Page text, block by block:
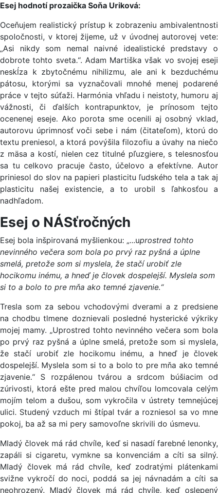
Esej hodnotí prozaička Soňa Uriková:
Oceňujem realistický prístup k zobrazeniu ambivalentnosti
spoločnosti, v ktorej žijeme, už v úvodnej autorovej vete:
„Asi nikdy som nemal naivné idealistické predstavy o
dobrote tohto sveta.“. Adam Martiška však vo svojej eseji
neskĺza k zbytočnému nihilizmu, ale ani k bezduchému
pátosu, ktorými sa vyznačovali mnohé menej podarené
práce v tejto súťaži. Harmónia vhľadu i neistoty, humoru aj
vážnosti, či ďalších kontrapunktov, je prínosom tejto
ocenenej eseje. Ako porota sme ocenili aj osobný vklad,
autorovu úprimnosť voči sebe i nám (čitateľom), ktorú do
textu preniesol, a ktorá povýšila filozofiu a úvahy na niečo
z mäsa a kostí, nielen cez titulné pľuzgiere, s telesnosťou
sa tu celkovo pracuje často, účelovo a efektívne. Autor
priniesol do slov na papieri plasticitu ľudského tela a tak aj
plasticitu našej existencie, a to urobil s ľahkosťou a
nadhľadom.
Esej o NÁSťročných
Esej bola inšpirovaná myšlienkou: „...uprostred tohto
nevinného večera som bola po prvý raz pyšná a úplne
smelá, pretože som si myslela, že stačí urobiť zle
hocikomu inému, a hneď je človek dospelejší. Myslela som
si to a bolo to pre mňa ako temné zjavenie.“
Tresla som za sebou vchodovými dverami a z predsiene
na chodbu tlmene doznievali posledné hysterické výkriky
mojej mamy. „Uprostred tohto nevinného večera som bola
po prvý raz pyšná a úplne smelá, pretože som si myslela,
že stačí urobiť zle hocikomu inému, a hneď je človek
dospelejší. Myslela som si to a bolo to pre mňa ako temné
zjavenie.“ S rozpálenou tvárou a srdcom búšiacim od
zúrivosti, ktorá ešte pred malou chvíľou lomcovala celým
mojím telom a dušou, som vykročila v ústrety temnejúcej
ulici. Studený vzduch mi štípal tvár a rozniesol sa vo mne
pokoj, ba až sa mi pery samovoľne skrivili do úsmevu.
Mladý človek má rád chvíle, keď si nasadí farebné lenonky,
zapáli si cigaretu, vymkne sa konvenciám a cíti sa silný.
Mladý človek má rád chvíle, keď zodratými plátenkami
svižne vykročí do noci, poddá sa jej návnadám a cíti sa
neohrozený. Mladý človek má rád chvíle, keď oslepený